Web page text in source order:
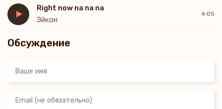
Right now na na na
Эйкон
4:05
Обсуждение